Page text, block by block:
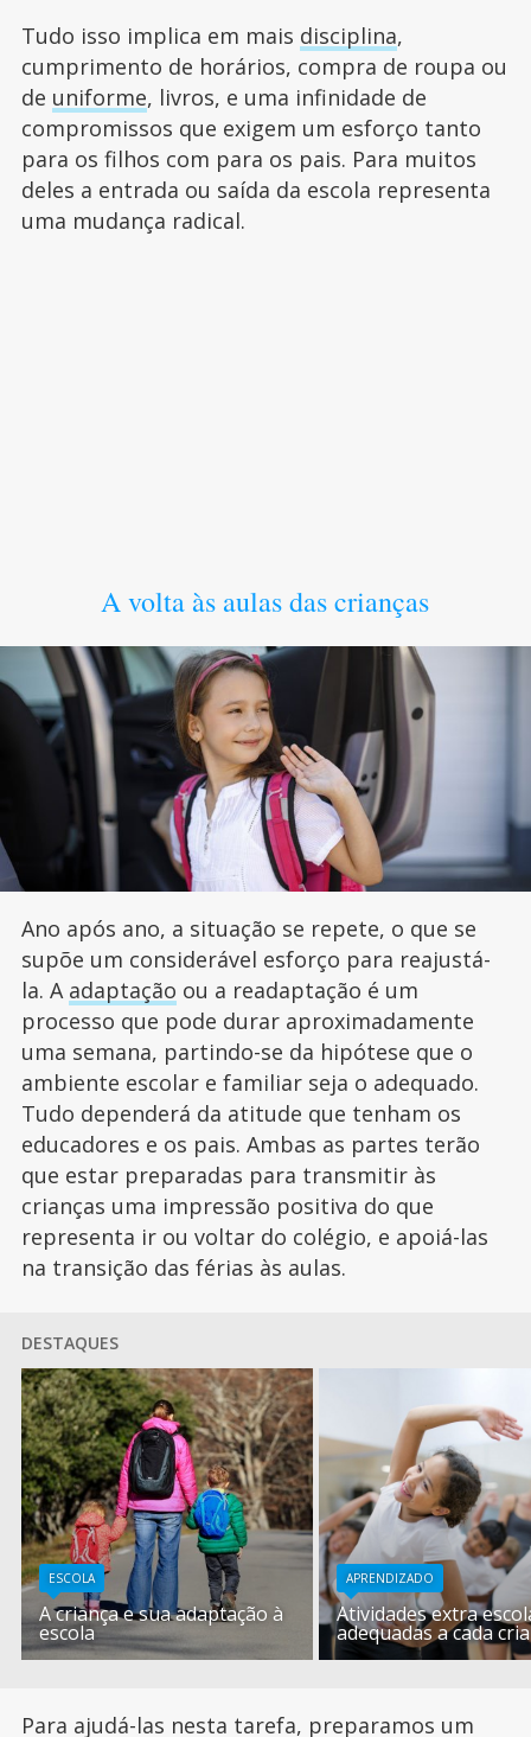
Tudo isso implica em mais disciplina,
cumprimento de horários, compra de roupa ou
de uniforme, livros, e uma infinidade de
compromissos que exigem um esforço tanto
para os filhos com para os pais. Para muitos
deles a entrada ou saída da escola representa
uma mudança radical.
A volta às aulas das crianças
Ano após ano, a situação se repete, o que se
supõe um considerável esforço para reajustá-
la. A adaptação ou a readaptação é um
processo que pode durar aproximadamente
uma semana, partindo-se da hipótese que o
ambiente escolar e familiar seja o adequado.
Tudo dependerá da atitude que tenham os
educadores e os pais. Ambas as partes terão
que estar preparadas para transmitir às
crianças uma impressão positiva do que
representa ir ou voltar do colégio, e apoiá-las
na transição das férias às aulas.
DESTAQUES
ESCOLA
A criança e sua adaptação à
escola
APRENDIZADO
Atividades extra
adequadas a cada
Para ajudá-las nesta tarefa, preparamos um